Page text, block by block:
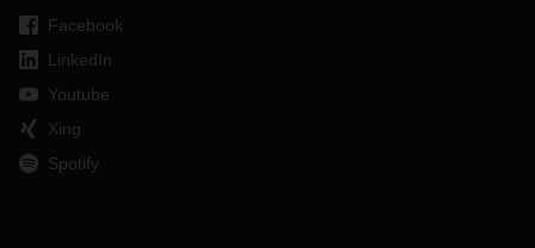
Facebook
LinkedIn
Youtube
Xing
Spotify